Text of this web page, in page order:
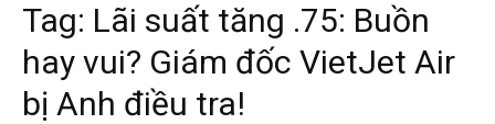
Tag: Lãi suất tăng .75: Buồn
hay vui? Giám đốc VietJet Air
bị Anh điều tra!